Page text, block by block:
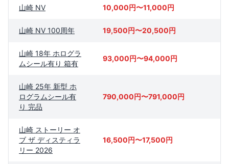
山崎 NV 10,000円〜11,000円
山崎 NV 100周年 19,500円〜20,500円
山崎 18年 ホログラ
ムシール有り 箱有
93,000円〜94,000円
山崎 25年 新型 ホ
ログラムシール有
り 完品
790,000円〜791,000円
山崎 ストーリー オ
ブ ザ ディスティラ
リー 2026
16,500円〜17,500円